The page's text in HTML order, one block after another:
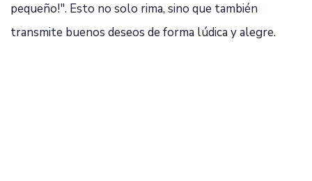
pequeño!". Esto no solo rima, sino que también
transmite buenos deseos de forma lúdica y alegre.